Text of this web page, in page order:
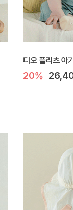
디오 플리츠 아
20%